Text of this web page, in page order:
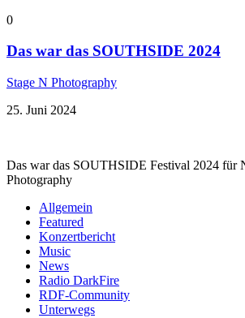
0
Das war das SOUTHSIDE 2024
Stage N Photography
25. Juni 2024
Das war das SOUTHSIDE Festival 2024 für
Photography
Allgemein
Featured
Konzertbericht
Music
News
Radio DarkFire
RDF-Community
Unterwegs